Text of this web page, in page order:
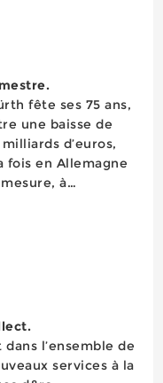
fête ses 75 ans,
une baisse de
d’euros,
fois en Allemagne
à
l’ensemble de
services à la